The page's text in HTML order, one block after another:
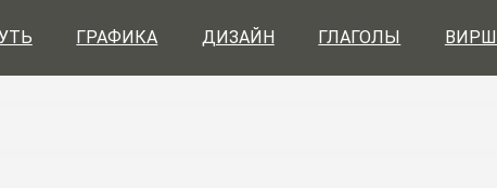
ГРАФИКА ДИЗАЙН ГЛАГОЛЫ